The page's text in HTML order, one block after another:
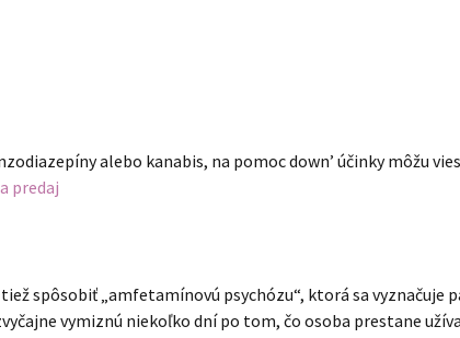
alebo kanabis, na pomoc down’ účinky môžu
predaj
tiež spôsobiť „amfetamínovú psychózu“, ktorá sa
vymiznú niekoľko dní po tom, čo osoba prestane